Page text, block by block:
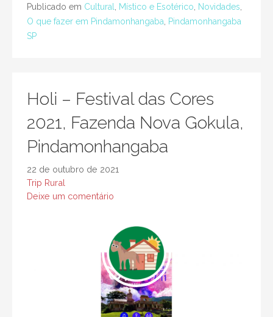
Publicado em Cultural, Místico e Esotérico, Novidades,
O que fazer em Pindamonhangaba, Pindamonhangaba
SP
Holi – Festival das Cores
2021, Fazenda Nova Gokula,
Pindamonhangaba
22 de outubro de 2021
Trip Rural
Deixe um comentário